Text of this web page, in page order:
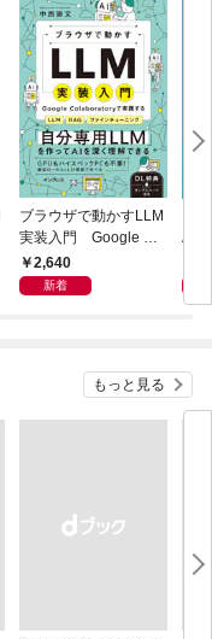
ブラウザで動かすLLM
実装入門 Google Col
aboratoryで実践するL
LM・RAG・ファイン
2,640
新着
AI
し
内
もっと見る